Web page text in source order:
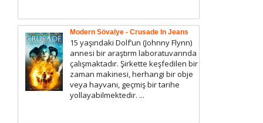
Modern Sövalye - Crusade In Jeans
15 yaşındaki Dolf’un (Johnny Flynn)
annesi bir araştırm laboratuvarında
çalışmaktadır. Şirkette keşfedilen bir
zaman makinesi, herhangi bir obje
veya hayvanı, geçmiş bir tarihe
yollayabilmektedir. ...